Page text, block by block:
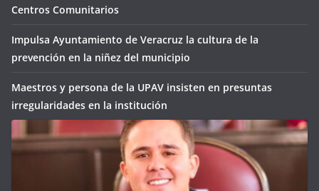
Centros Comunitarios
Impulsa Ayuntamiento de Veracruz la cultura de la
prevención en la niñez del municipio
Maestros y persona de la UPAV insisten en presuntas
irregularidades en la institución